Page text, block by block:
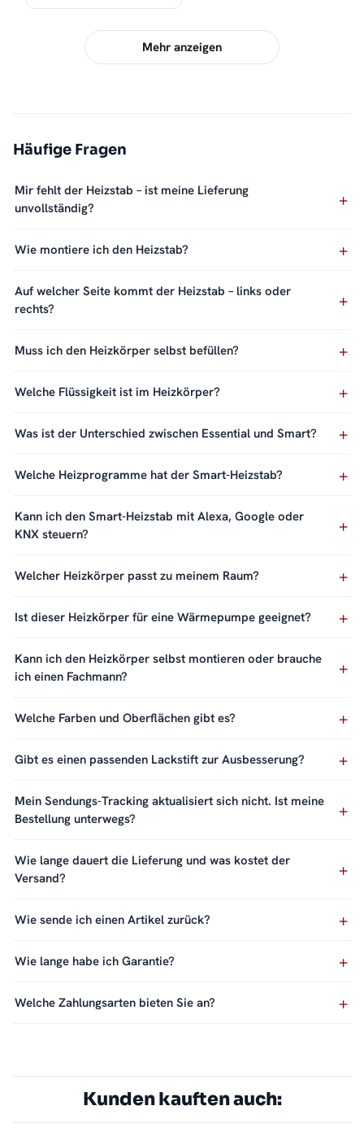
Mehr anzeigen
Häufige Fragen
Mir fehlt der Heizstab – ist meine Lieferung
unvollständig?
Wie montiere ich den Heizstab?
Auf welcher Seite kommt der Heizstab – links oder
rechts?
Muss ich den Heizkörper selbst befüllen?
Welche Flüssigkeit ist im Heizkörper?
Was ist der Unterschied zwischen Essential und Smart?
Welche Heizprogramme hat der Smart-Heizstab?
Kann ich den Smart-Heizstab mit Alexa, Google oder
KNX steuern?
Welcher Heizkörper passt zu meinem Raum?
Ist dieser Heizkörper für eine Wärmepumpe geeignet?
Kann ich den Heizkörper selbst montieren oder brauche
ich einen Fachmann?
Welche Farben und Oberflächen gibt es?
Gibt es einen passenden Lackstift zur Ausbesserung?
Mein Sendungs-Tracking aktualisiert sich nicht. Ist meine
Bestellung unterwegs?
Wie lange dauert die Lieferung und was kostet der
Versand?
Wie sende ich einen Artikel zurück?
Wie lange habe ich Garantie?
Welche Zahlungsarten bieten Sie an?
Kunden kauften auch: